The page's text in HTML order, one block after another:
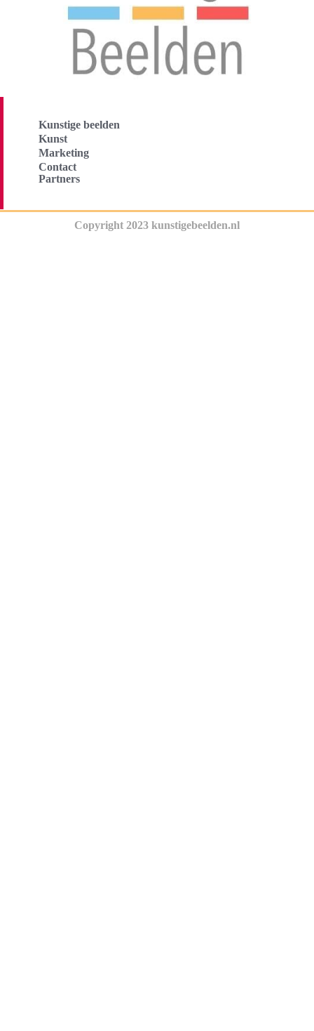
Kunstige beelden
Kunst
Marketing
Contact
Partners
Copyright 2023 kunstigebeelden.nl